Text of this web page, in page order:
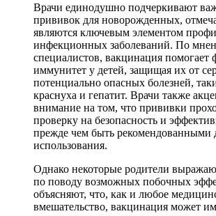
Врачи единодушно подчеркивают
прививок для новорожденных,
являются ключевым элементом
инфекционных заболеваний. По
специалистов, вакцинация помогает
иммунитет у детей, защищая их от
потенциально опасных болезней,
краснуха и гепатит. Врачи также
внимание на том, что прививки
проверку на безопасность и
прежде чем быть рекомендованными
использования.
Однако некоторые родители
по поводу возможных побочных
объясняют, что, как и любое
вмешательство, вакцинация может